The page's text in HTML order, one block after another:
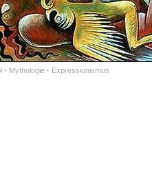
· Mythologie · Expressionismus